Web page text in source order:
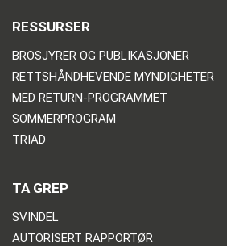
RESSURSER
BROSJYRER OG PUBLIKASJONER
RETTSHÅNDHEVENDE MYNDIGHETER
MED RETURN-PROGRAMMET
SOMMERPROGRAM
TRIAD
TA GREP
SVINDEL
AUTORISERT RAPPORTØR